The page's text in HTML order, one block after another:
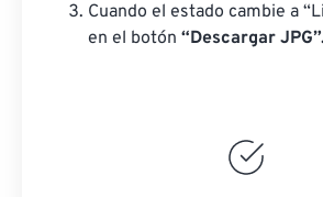
Cuando el estado cambie a
en el botón “Descargar